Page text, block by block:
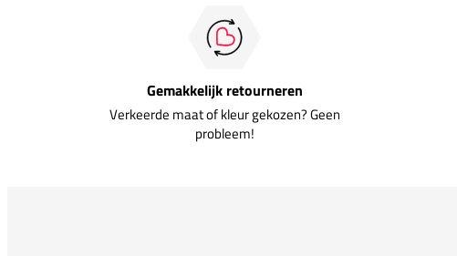
Gemakkelijk retourneren
Verkeerde maat of kleur gekozen? Geen
probleem!